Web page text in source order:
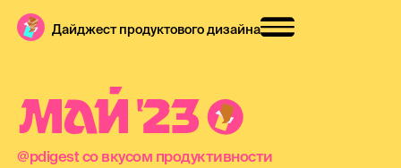
Дайджест продуктового дизайна
МАЙ '23
@pdigest со вкусом продуктивности